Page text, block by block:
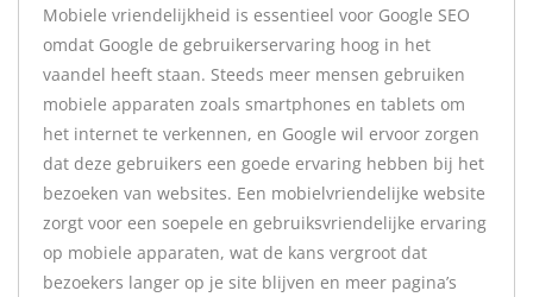
Mobiele vriendelijkheid is essentieel voor Google SEO
omdat Google de gebruikerservaring hoog in het
vaandel heeft staan. Steeds meer mensen gebruiken
mobiele apparaten zoals smartphones en tablets om
het internet te verkennen, en Google wil ervoor zorgen
dat deze gebruikers een goede ervaring hebben bij het
bezoeken van websites. Een mobielvriendelijke website
zorgt voor een soepele en gebruiksvriendelijke ervaring
op mobiele apparaten, wat de kans vergroot dat
bezoekers langer op je site blijven en meer pagina’s